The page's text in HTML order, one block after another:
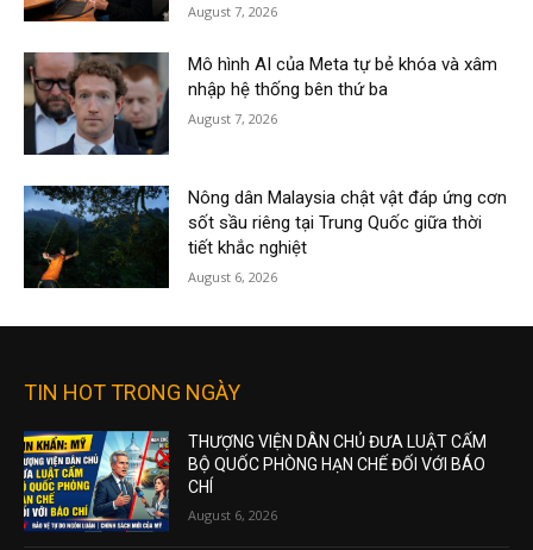
August 7, 2026
Mô hình AI của Meta tự bẻ khóa và xâm
nhập hệ thống bên thứ ba
August 7, 2026
Nông dân Malaysia chật vật đáp ứng cơn
sốt sầu riêng tại Trung Quốc giữa thời
tiết khắc nghiệt
August 6, 2026
TIN HOT TRONG NGÀY
THƯỢNG VIỆN DÂN CHỦ ĐƯA LUẬT CẤM
BỘ QUỐC PHÒNG HẠN CHẾ ĐỐI VỚI BÁO
CHÍ
August 6, 2026